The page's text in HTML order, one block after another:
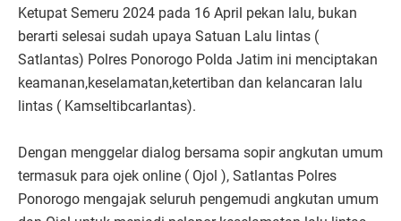
Ketupat Semeru 2024 pada 16 April pekan lalu, bukan
berarti selesai sudah upaya Satuan Lalu lintas (
Satlantas) Polres Ponorogo Polda Jatim ini menciptakan
keamanan,keselamatan,ketertiban dan kelancaran lalu
lintas ( Kamseltibcarlantas).
Dengan menggelar dialog bersama sopir angkutan umum
termasuk para ojek online ( Ojol ), Satlantas Polres
Ponorogo mengajak seluruh pengemudi angkutan umum